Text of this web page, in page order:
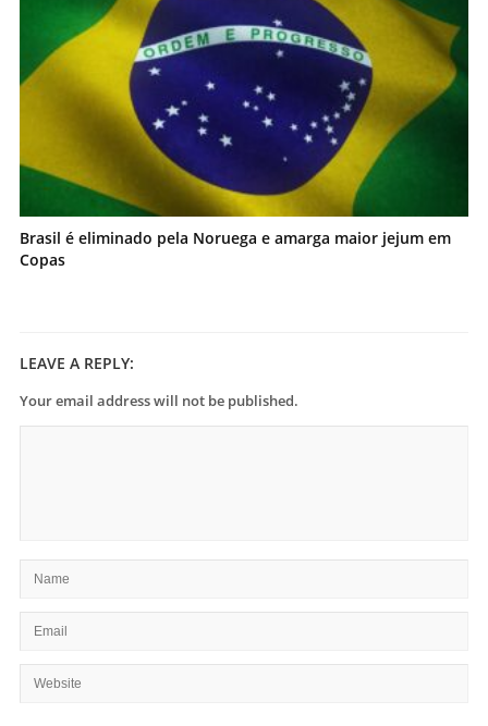
Brasil é eliminado pela Noruega e amarga maior jejum em
Copas
LEAVE A REPLY:
Your email address will not be published.